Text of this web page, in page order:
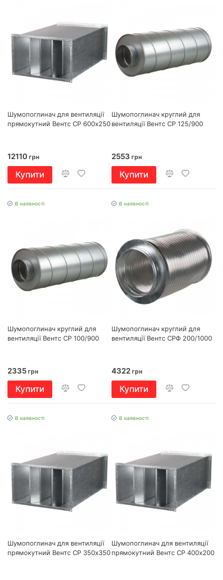
Шумопоглинач для вентиляції
прямокутний Вентс СР 600х250
12110 грн
Купити
Шумопоглинач круглий для
вентиляції Вентс СР 125/900
2553 грн
Купити
В наявності
Шумопоглинач круглий для
вентиляції Вентс СР 100/900
2335 грн
Купити
В наявності
Шумопоглинач круглий для
вентиляції Вентс СРФ 200/1000
4322 грн
Купити
В наявності
Шумопоглинач для вентиляції
прямокутний Вентс СР 350х350
В наявності
Шумопоглинач для вентиляції
прямокутний Вентс СР 400х200